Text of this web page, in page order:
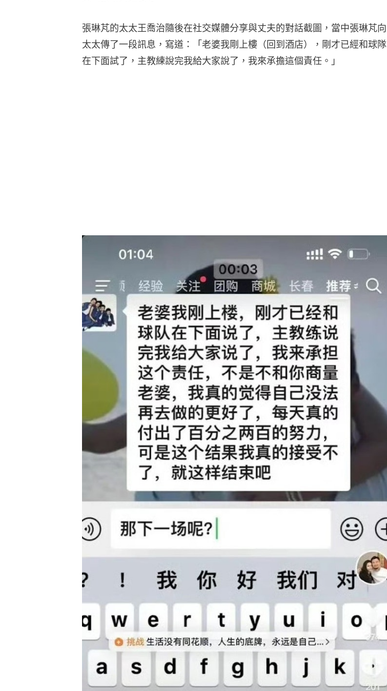
張琳芃的太太王喬治隨後在社交媒體分享與丈夫的對話截圖，當中張琳芃向
太太傳了一段訊息，寫道：「老婆我剛上樓（回到酒店），剛才已經和球隊
在下面試了，主教練說完我給大家說了，我來承擔這個責任。」